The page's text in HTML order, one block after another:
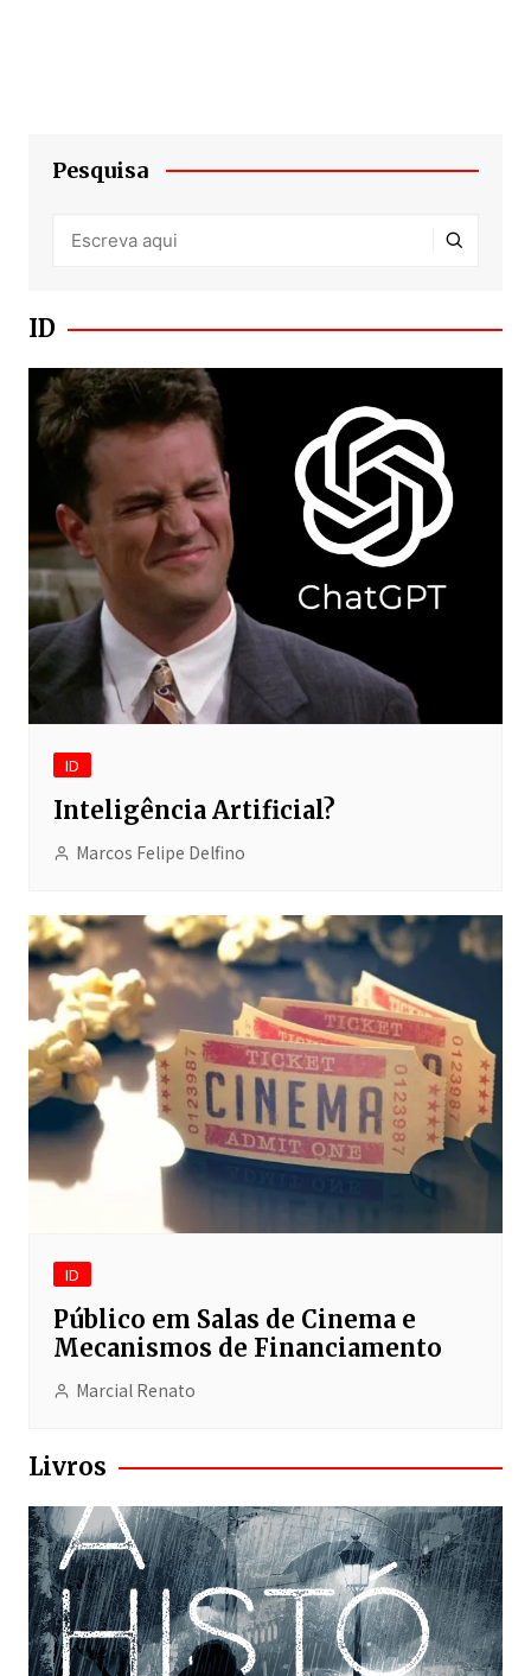
Pesquisa
ID
ID
Inteligência Artificial?
Marcos Felipe Delfino
ID
Público em Salas de Cinema e
Mecanismos de Financiamento
Marcial Renato
Livros